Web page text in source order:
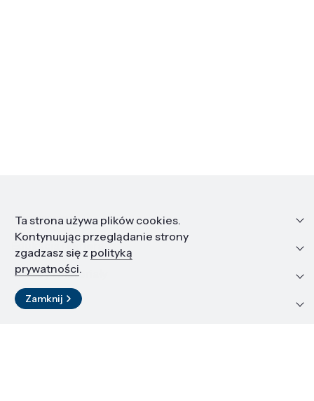
Informacje
Edukacja i kariera
Zasoby i materiały
Kontakt
Ta strona używa plików cookies.
Kontynuując przeglądanie strony
zgadzasz się z polityką
prywatności.
Zamknij